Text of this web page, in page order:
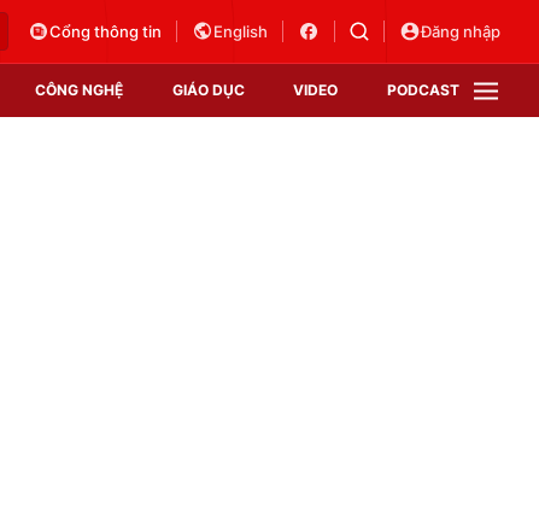
Cổng thông tin English Đăng nhập
CÔNG NGHỆ GIÁO DỤC VIDEO PODCAST